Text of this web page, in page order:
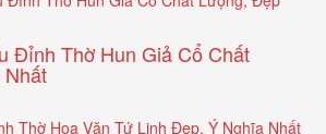
Đỉnh Thờ Hun Giả Cổ Chất